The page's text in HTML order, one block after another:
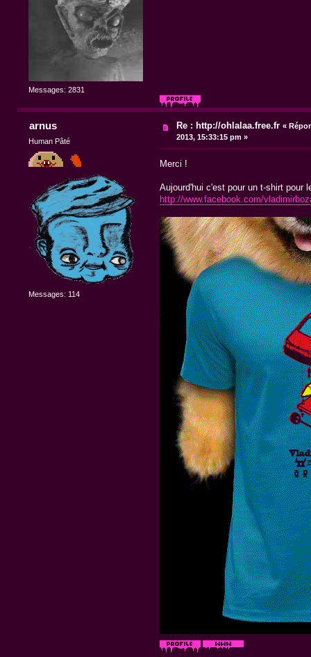
Messages: 2831
arnus
Human Pâté
Messages: 114
Re : http://ohlalaa.free.fr «
2013, 15:33:15 pm »
Merci !
Aujourd'hui c'est pour un t-shirt pour
http://www.facebook.com/